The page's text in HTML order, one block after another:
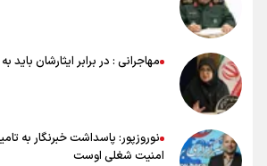
۱۷ مرداد؛ روز خبرنگار
خانواده شهید لاریجانی: از اظهارات شتاب‌زده
کنید
اشک‌های CR7 به قیمت ۲۳ سال تلاش؛ گریه نکن آقای رونالدو
حیدری: افزایش تیم‌های جام جهانی هم سود داشت
جام جهانی مردود نشد
مهاجرانی : در برابر ایثارشان باید
نوروزپور: پاسداشت خبرنگار به
امنیت شغلی اوست